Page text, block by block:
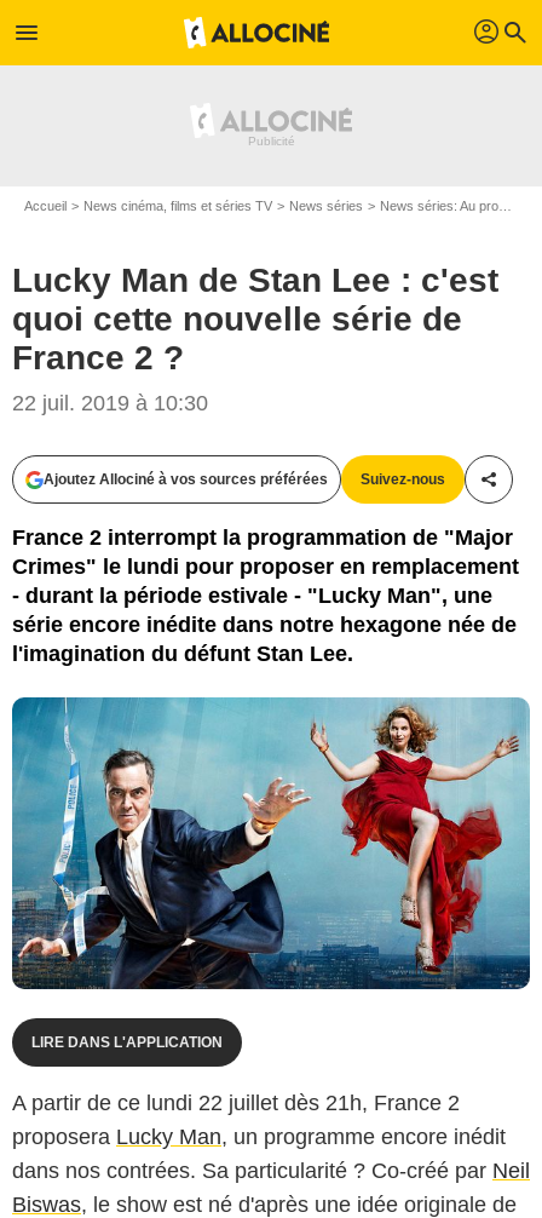
menu profil search
Accueil News cinéma, films et séries TV News séries News séries: Au programme
Lucky Man de Stan Lee : c'est
quoi cette nouvelle série de
France 2 ?
22 juil. 2019 à 10:30
Ajoutez Allociné à vos sources préférées Suivez-nous
France 2 interrompt la programmation de "Major
Crimes" le lundi pour proposer en remplacement
- durant la période estivale - "Lucky Man", une
série encore inédite dans notre hexagone née de
l'imagination du défunt Stan Lee.
LIRE DANS L'APPLICATION
A partir de ce lundi 22 juillet dès 21h, France 2
proposera Lucky Man, un programme encore inédit
dans nos contrées. Sa particularité ? Co-créé par Neil
Biswas, le show est né d'après une idée originale de